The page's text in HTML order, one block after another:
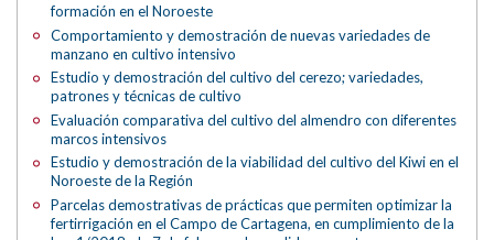
formación en el Noroeste
Comportamiento y demostración de nuevas variedades de
manzano en cultivo intensivo
Estudio y demostración del cultivo del cerezo; variedades,
patrones y técnicas de cultivo
Evaluación comparativa del cultivo del almendro con diferentes
marcos intensivos
Estudio y demostración de la viabilidad del cultivo del Kiwi en el
Noroeste de la Región
Parcelas demostrativas de prácticas que permiten optimizar la
fertirrigación en el Campo de Cartagena, en cumplimiento de la